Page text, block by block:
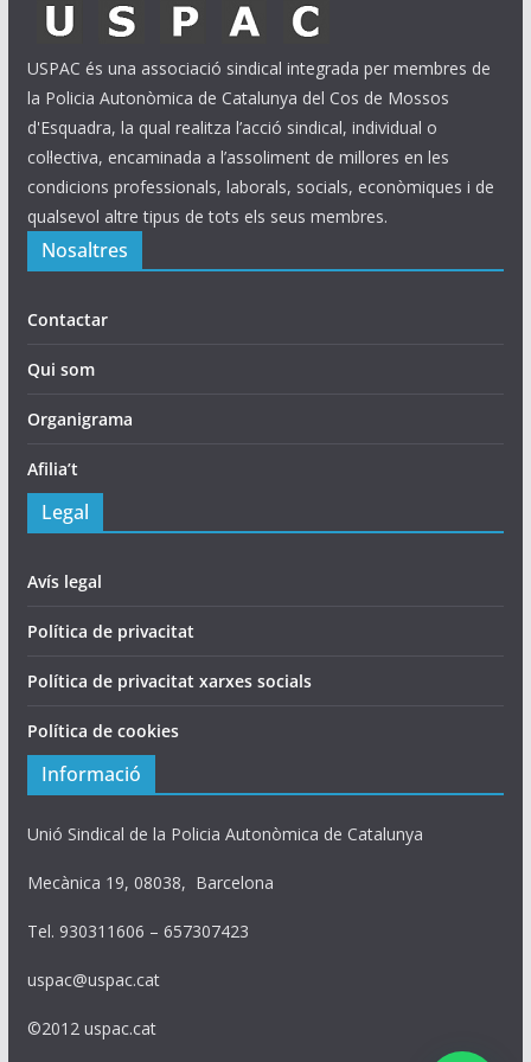
USPAC és una associació sindical integrada per membres de
la Policia Autonòmica de Catalunya del Cos de Mossos
d'Esquadra, la qual realitza l’acció sindical, individual o
col·lectiva, encaminada a l’assoliment de millores en les
condicions professionals, laborals, socials, econòmiques i de
qualsevol altre tipus de tots els seus membres.
Nosaltres
Contactar
Qui som
Organigrama
Afilia’t
Legal
Avís legal
Política de privacitat
Política de privacitat xarxes socials
Política de cookies
Informació
Unió Sindical de la Policia Autonòmica de Catalunya
Mecànica 19, 08038, Barcelona
Tel. 930311606 – 657307423
uspac@uspac.cat
©2012 uspac.cat